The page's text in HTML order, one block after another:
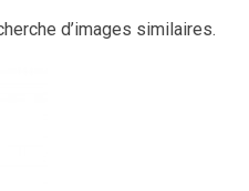
d’images similaires.